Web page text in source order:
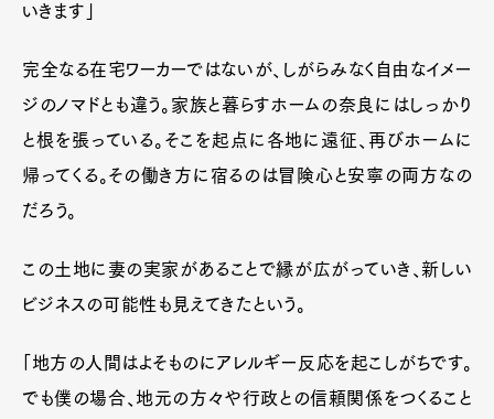
いきます」
完全なる在宅ワーカーではないが、しがらみなく自由なイメー
ジのノマドとも違う。家族と暮らすホームの奈良にはしっかり
と根を張っている。そこを起点に各地に遠征、再びホームに
帰ってくる。その働き方に宿るのは冒険心と安寧の両方なの
だろう。
この土地に妻の実家があることで縁が広がっていき、新しい
ビジネスの可能性も見えてきたという。
「地方の人間はよそものにアレルギー反応を起こしがちです。
でも僕の場合、地元の方々や行政との信頼関係をつくること